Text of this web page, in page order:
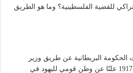
للقضية الفلسطينية؟ وما هو الطريق
عام، أعلنت الحكومة البريطانية عن طريق وزير
خارجيتها آرثر بلفور في عام 1917 علنًا عن وطن قومي لليهود في